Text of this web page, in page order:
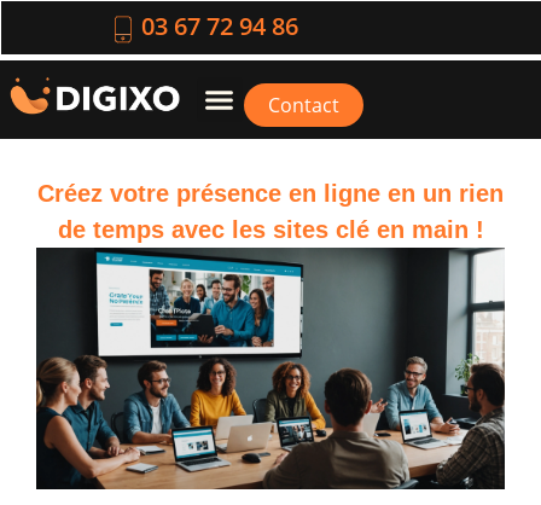
03 67 72 94 86
Contact
Créez votre présence en ligne en un rien
de temps avec les sites clé en main !